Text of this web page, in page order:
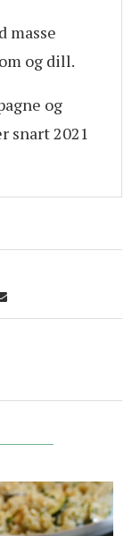
masse
og dill.
og
snart 2021